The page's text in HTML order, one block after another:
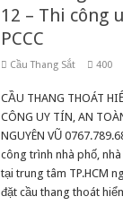
12 – Thi công
PCCC
Cầu Thang Sắt 400
CẦU THANG THOÁT
CÔNG UY TÍN, AN
NGUYÊN VŨ
công trình nhà phố,
tại trung tâm TP.HCM
đặt cầu thang thoát